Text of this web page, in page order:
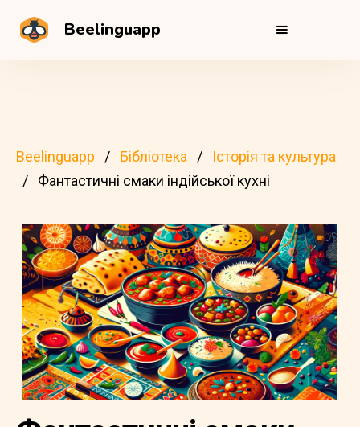
Beelinguapp
Beelinguapp Бібліотека
Історія та культура
Фантастичні смаки індійської кухні